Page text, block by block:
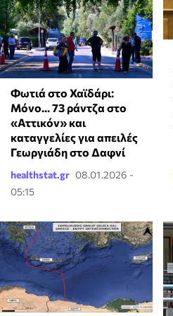
Φωτιά στο Χαϊδάρι:
Μόνο... 73 ράντζα στο
«Αττικόν» και
καταγγελίες για απειλές
Γεωργιάδη στο Δαφνί
healthstat.gr 08.01.2026 -
05:15